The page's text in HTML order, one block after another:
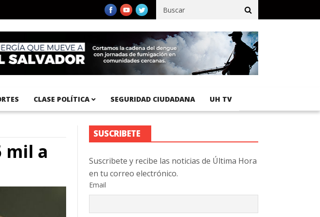
Aeropuerto Internacional del Pacífico registra 92 % de avance en obras de terracería
CLASE POLÍTICA SEGURIDAD CIUDADANA UH TV
mil a
SUSCRIBETE
Suscribete y recibe las noticias de Última Hora
en tu correo electrónico.
Email